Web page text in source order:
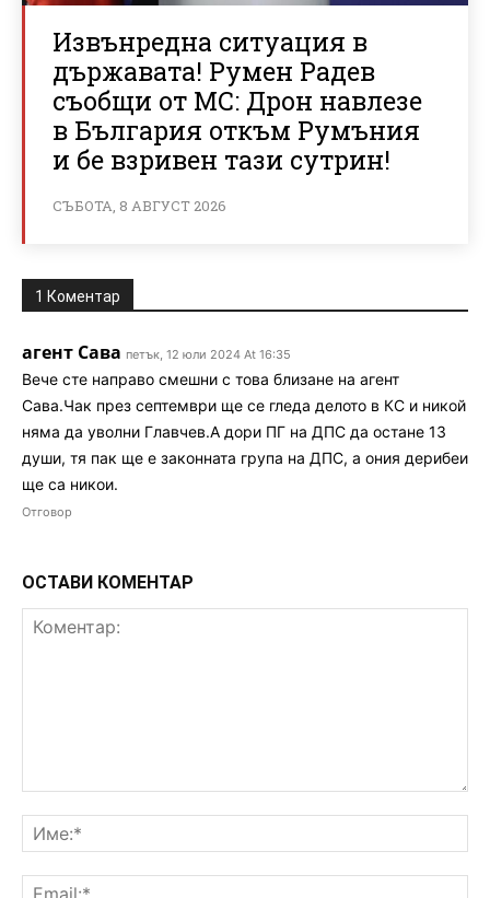
Извънредна ситуация в
държавата! Румен Радев
съобщи от МС: Дрон навлезе
в България откъм Румъния
и бе взривен тази сутрин!
СЪБОТА, 8 АВГУСТ 2026
1 Коментар
агент Сава петък, 12 юли 2024 At 16:35
Вече сте направо смешни с това близане на агент
Сава.Чак през септември ще се гледа делото в КС и никой
няма да уволни Главчев.А дори ПГ на ДПС да остане 13
души, тя пак ще е законната група на ДПС, а ония дерибеи
ще са никои.
Отговор
ОСТАВИ КОМЕНТАР